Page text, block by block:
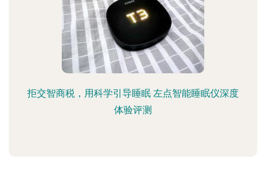
拒交智商税，用科学引导睡眠 左点智能睡眠仪深度
体验评测